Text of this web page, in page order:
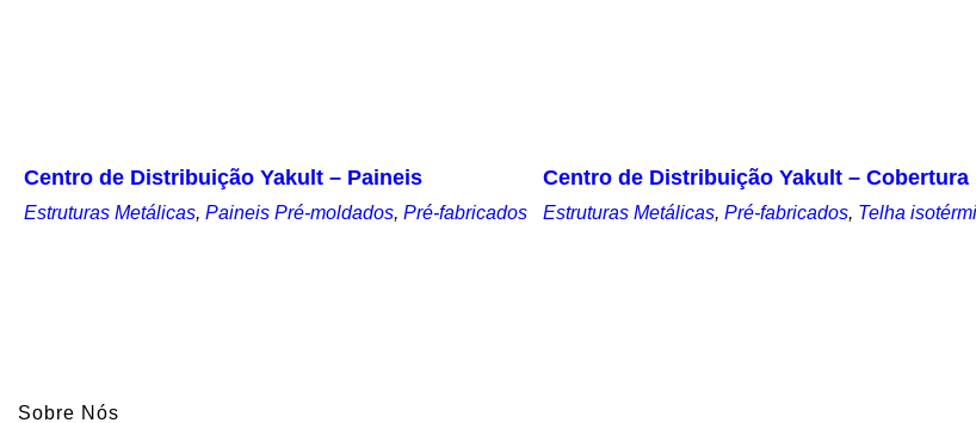
Centro de Distribuição Yakult – Paineis
Estruturas Metálicas, Paineis Pré-moldados, Pré-fabricados
Centro de Distribuição Yakult – Cobertura
Estruturas Metálicas, Pré-fabricados, Telha
Sobre Nós